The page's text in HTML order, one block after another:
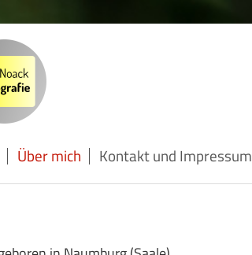
Über mich Kontakt und Impressum